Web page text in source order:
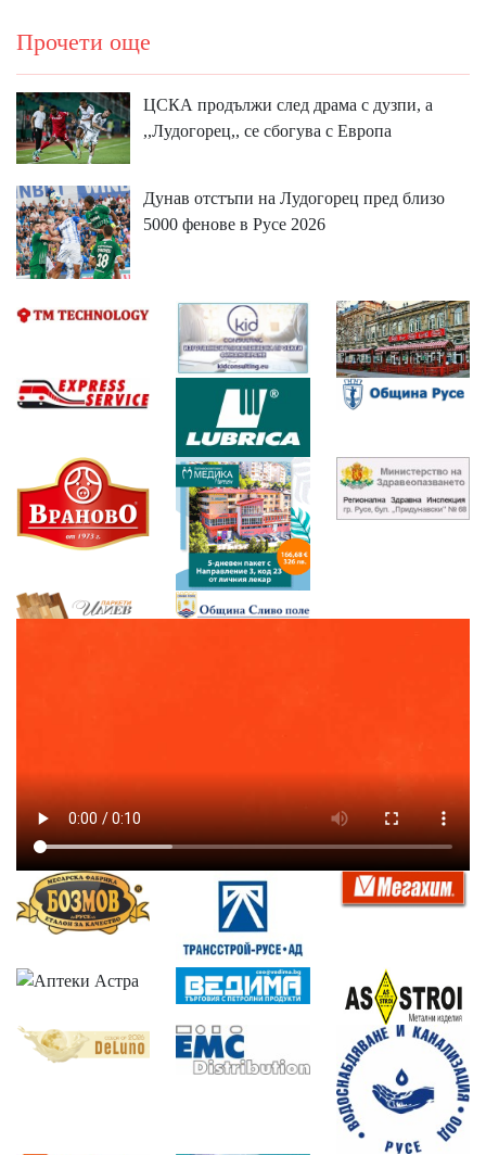
Прочети още
ЦСКА продължи след драма с дузпи, а
,,Лудогорец,, се сбогува с Европа
Дунав отстъпи на Лудогорец пред близо
5000 фенове в Русе 2026